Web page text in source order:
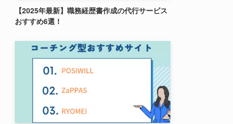
【2025年最新】職務経歴書作成の代行サービス
おすすめ6選！